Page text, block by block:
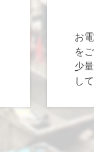
お
を
少
し